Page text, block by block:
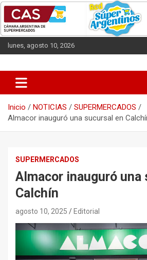
Saltar
contenido
lunes, agosto 10, 2026
CAS
Inicio NOTICIAS
SUPERMERCADOS
Almacor inauguró una sucursal en
SUPERMERCADOS
Almacor inauguró una
Calchín
agosto 10, 2025 Editorial